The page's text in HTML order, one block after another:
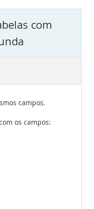
com
campos.
os campos: